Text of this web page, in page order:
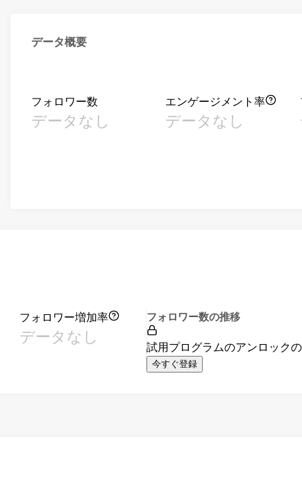
データ概要
フォロワー数
データなし
エンゲージメント率
データなし
フォロワー増加率
データなし
フォロワー数の推移
試用プログラムのアンロックの
今すぐ登録